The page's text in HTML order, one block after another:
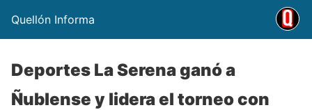
Quellón Informa
Deportes La Serena ganó a
Ñublense y lidera el torneo con